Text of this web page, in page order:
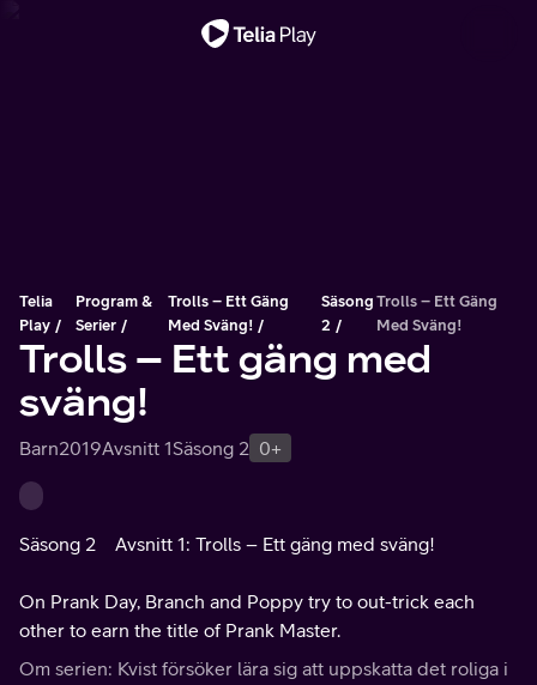
Telia
Play
Program &
Serier
Trolls – Ett Gäng
Med Sväng!
Säsong
2
Trolls – Ett Gäng
Med Sväng!
Trolls – Ett gäng med
sväng!
Barn2019Avsnitt 1Säsong 2 0+
Säsong 2 Avsnitt 1: Trolls – Ett gäng med sväng!
On Prank Day, Branch and Poppy try to out-trick each
other to earn the title of Prank Master.
Om serien: Kvist försöker lära sig att uppskatta det roliga i